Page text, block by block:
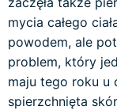
mycia całego
powodem, ale
problem, który
maju tego roku u
spierzchnięta